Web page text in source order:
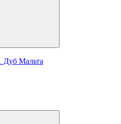
Дуб Мальта